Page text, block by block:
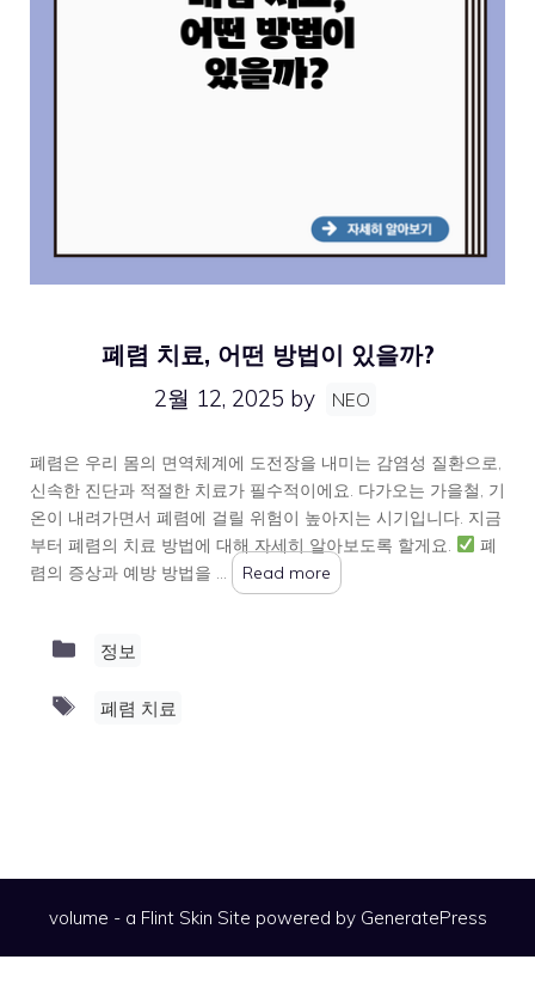
폐렴 치료, 어떤 방법이 있을까?
2월 12, 2025 by NEO
폐렴은 우리 몸의 면역체계에 도전장을 내미는 감염성 질환으로,
신속한 진단과 적절한 치료가 필수적이에요. 다가오는 가을철, 기
온이 내려가면서 폐렴에 걸릴 위험이 높아지는 시기입니다. 지금
부터 폐렴의 치료 방법에 대해 자세히 알아보도록 할게요.
폐
렴의 증상과 예방 방법을 …
Read more
Categories
정보
Tags
폐렴 치료
volume - a Flint Skin Site powered by GeneratePress